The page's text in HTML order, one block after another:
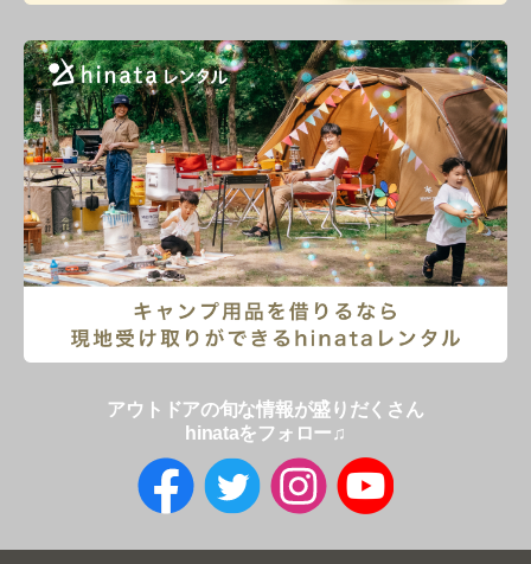
アウトドアの旬な情報が盛りだくさん
hinataをフォロー♫